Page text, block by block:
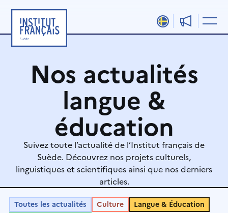
contenu
Nos actualités
langue &
éducation
Suivez toute l’actualité de l’Institut français de
Suède. Découvrez nos projets culturels,
linguistiques et scientifiques ainsi que nos derniers
articles.
Toutes les actualités Culture
Langue & Éducation